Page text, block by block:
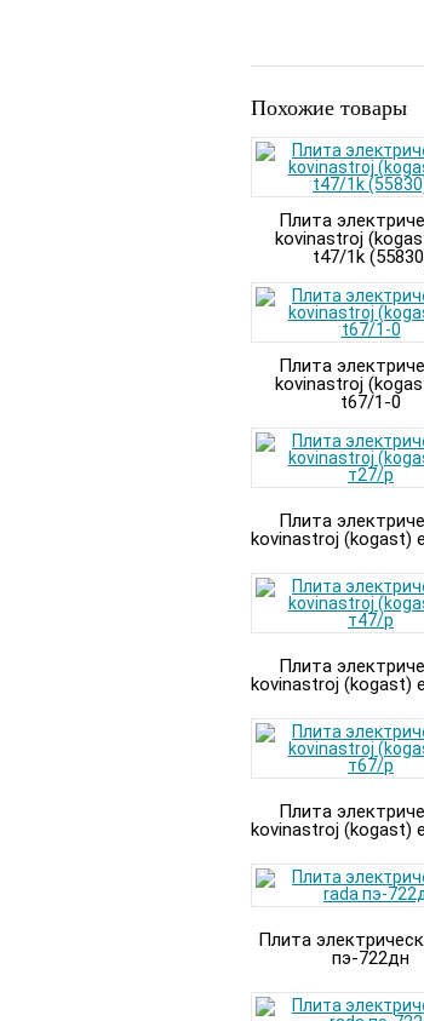
Похожие товары
Плита
kovinastroj
t47/1k
Плита
kovinastroj
t67/1-0
Плита
kovinastroj (kogast)
Плита
kovinastroj (kogast)
Плита
kovinastroj (kogast)
Плита
пэ-722дн